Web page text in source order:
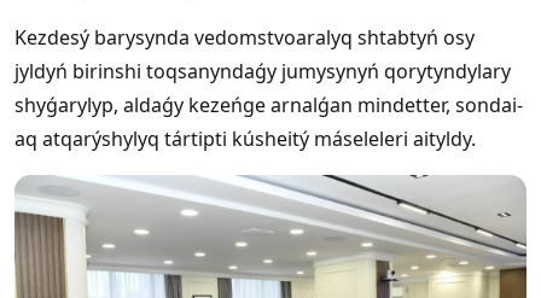
Kezdesý barysynda vedomstvoaralyq shtabtyń osy
jyldyń birinshi toqsanyndaǵy jumysynyń qorytyndylary
shyǵarylyp, aldaǵy kezeńge arnalǵan mindetter, sondai-
aq atqarýshylyq tártipti kúsheitý máseleleri aityldy.